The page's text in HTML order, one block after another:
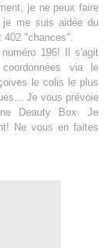
je ne peux faire
je me suis aidée du
402 "chances".
196! Il s'agit
via le
le colis le plus
Je vous prévoie
Deauty Box. Je
Ne vous en faites